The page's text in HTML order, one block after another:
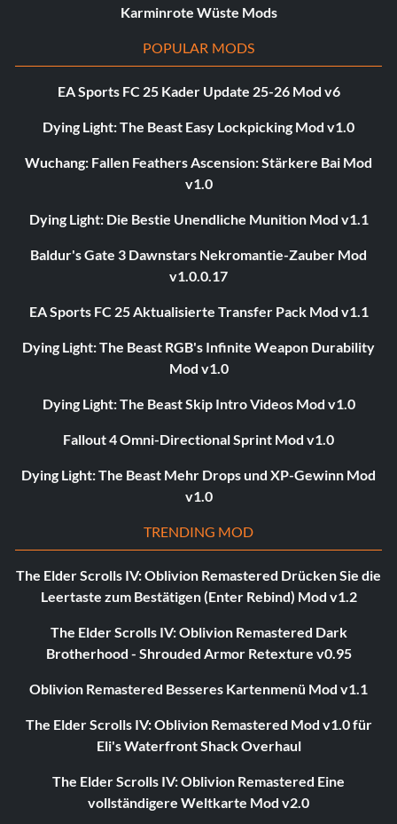
Karminrote Wüste Mods
POPULAR MODS
EA Sports FC 25 Kader Update 25-26 Mod v6
Dying Light: The Beast Easy Lockpicking Mod v1.0
Wuchang: Fallen Feathers Ascension: Stärkere Bai Mod
v1.0
Dying Light: Die Bestie Unendliche Munition Mod v1.1
Baldur's Gate 3 Dawnstars Nekromantie-Zauber Mod
v1.0.0.17
EA Sports FC 25 Aktualisierte Transfer Pack Mod v1.1
Dying Light: The Beast RGB's Infinite Weapon Durability
Mod v1.0
Dying Light: The Beast Skip Intro Videos Mod v1.0
Fallout 4 Omni-Directional Sprint Mod v1.0
Dying Light: The Beast Mehr Drops und XP-Gewinn Mod
v1.0
TRENDING MOD
The Elder Scrolls IV: Oblivion Remastered Drücken Sie die
Leertaste zum Bestätigen (Enter Rebind) Mod v1.2
The Elder Scrolls IV: Oblivion Remastered Dark
Brotherhood - Shrouded Armor Retexture v0.95
Oblivion Remastered Besseres Kartenmenü Mod v1.1
The Elder Scrolls IV: Oblivion Remastered Mod v1.0 für
Eli's Waterfront Shack Overhaul
The Elder Scrolls IV: Oblivion Remastered Eine
vollständigere Weltkarte Mod v2.0